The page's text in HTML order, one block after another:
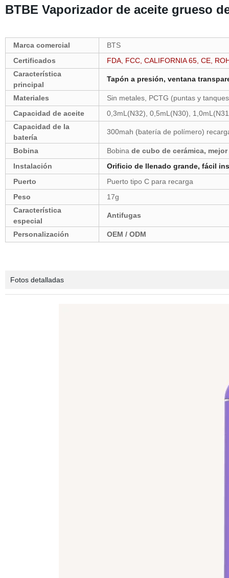
BTBE Vaporizador de aceite grueso
Marca comercial
BTS
Certificados
FDA, FCC, CALIFORNIA 65, CE,
Característica
principal
Tapón a presión, ventana
Materiales
Sin metales, PCTG (puntas y
Capacidad de aceite
0,3mL(N32), 0,5mL(N30),
Capacidad de la
batería
300mah (batería de polímero)
Bobina Bobina de cubo de cerámica,
Instalación
Orificio de llenado grande, fácil
Puerto
Puerto tipo C para recarga
Peso
17g
Característica
especial
Antifugas
Personalización OEM / ODM
Fotos detalladas